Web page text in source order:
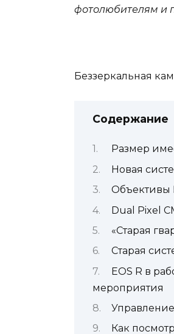
фотолюбителям и
Беззеркальная
Содержание
Размер
Новая
Объективы
Dual Pixel
«Старая
Старая
EOS R в
мероприятия
Как